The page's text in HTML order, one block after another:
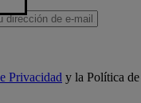
Privacidad y la Política de